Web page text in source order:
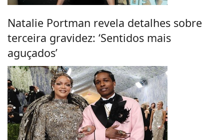
Natalie Portman revela detalhes sobre
terceira gravidez: ‘Sentidos mais
aguçados’